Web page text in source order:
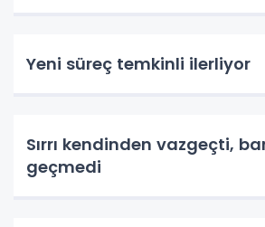
Yeni süreç temkinli ilerliyor
Sırrı kendinden vazgeçti,
geçmedi